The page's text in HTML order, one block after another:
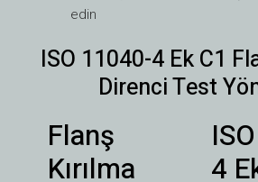
edin
ISO 11040-4 Ek C1
Direnci Test
Flanş
Kırılma
4